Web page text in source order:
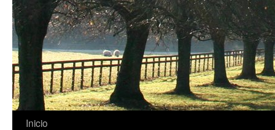
Saltar
Inicio